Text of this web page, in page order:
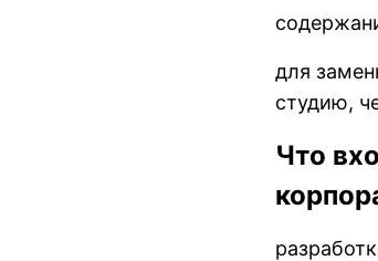
для
студию,
Что